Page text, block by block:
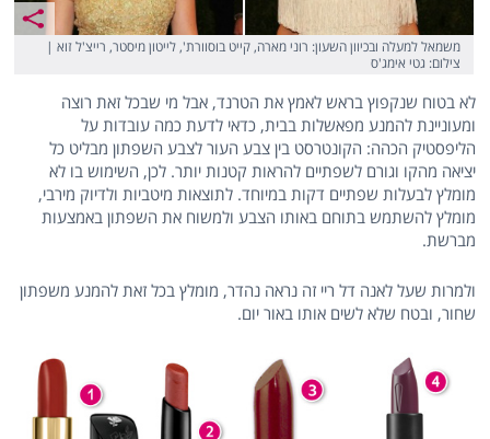
משמאל למעלה ובכיוון השעון: רוני מארה, קייט בוסוורת', לייטון מיסטר, רייצ'ל זוא |
צילום: גטי אימג'ס
לא בטוח שנקפוץ בראש לאמץ את הטרנד, אבל מי שבכל זאת רוצה
ומעוניינת להמנע מפאשלות בבית, כדאי לדעת כמה עובדות על
הליפסטיק הכהה: הקונטרסט בין צבע העור לצבע השפתון מבליט כל
יציאה מהקו וגורם לשפתיים להראות קטנות יותר. לכן, השימוש בו לא
מומלץ לבעלות שפתיים דקות במיוחד. לתוצאות מיטביות ולדיוק מירבי,
מומלץ להשתמש בתוחם באותו הצבע ולמשוח את השפתון באמצעות
מברשת.
ולמרות שעל לאנה דל ריי זה נראה נהדר, מומלץ בכל זאת להמנע משפתון
שחור, ובטח שלא לשים אותו באור יום.